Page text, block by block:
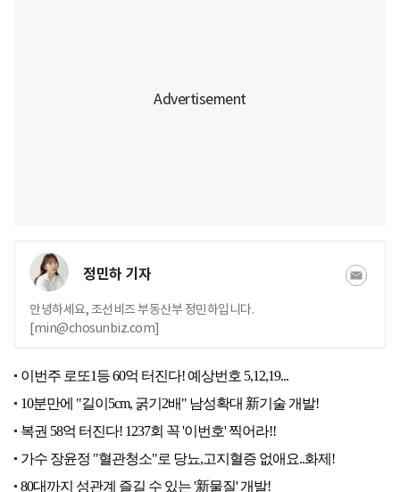
정민하 기자
안녕하세요, 조선비즈 부동산부 정민하입니다.
[min@chosunbiz.com]